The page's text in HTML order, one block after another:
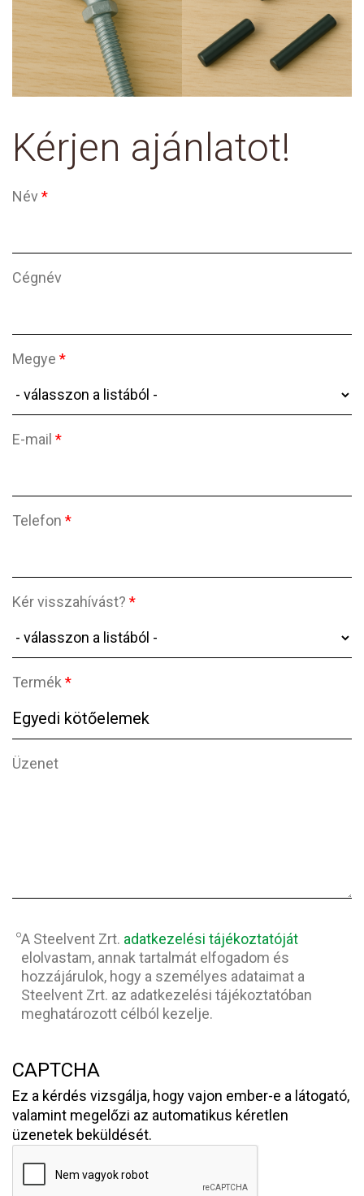
Kérjen ajánlatot!
Név*
Cégnév
Megye *
E-mail *
Telefon *
Kér visszahívást? *
Termék*
Üzenet
A Steelvent Zrt. adatkezelési tájékoztatóját
elolvastam, annak tartalmát elfogadom és
hozzájárulok, hogy a személyes adataimat a
Steelvent Zrt. az adatkezelési tájékoztatóban
meghatározott célból kezelje.
CAPTCHA
Ez a kérdés vizsgálja, hogy vajon ember-e a látogató,
valamint megelőzi az automatikus kéretlen
üzenetek beküldését.